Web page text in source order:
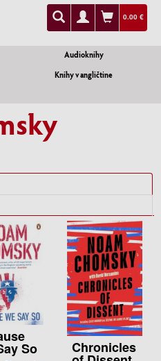
0.00 €
Audioknihy
Knihy v angličtine
So Chronicles